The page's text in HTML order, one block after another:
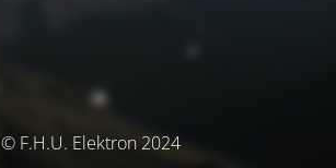
© F.H.U. Elektron 2024